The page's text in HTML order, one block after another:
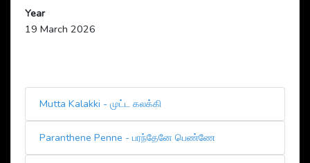
Year
19 March 2026
Mutta Kalakki - முட்ட கலக்கி
Paranthene Penne - பரந்தேனே பெண்ணே